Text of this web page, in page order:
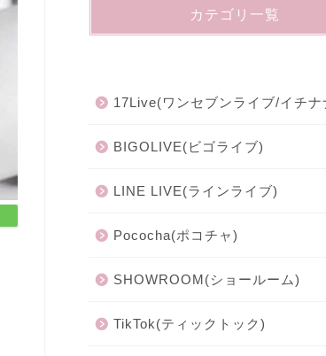
カテゴリ一覧
17Live(ワンセブンライブ/イチナ
BIGOLIVE(ビゴライブ)
LINE LIVE(ラインライブ)
Pococha(ポコチャ)
SHOWROOM(ショールーム)
TikTok(ティックトック)